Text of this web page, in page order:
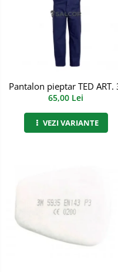
Jachete/Bluze Salopeta
Pantaloni cu pieptar
Pantaloni de lucru
Pantaloni scurti
Pelerine de ploaie
Protectie termica
Veste
Pantalon pieptar TED ART.
65,00 Lei
VEZI VARIANTE